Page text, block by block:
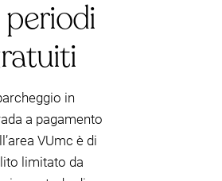
periodi
in
a pagamento
VUmc è di
limitato da